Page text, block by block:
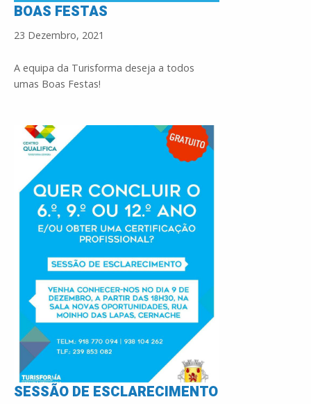
BOAS FESTAS
23 Dezembro, 2021
A equipa da Turisforma deseja a todos
umas Boas Festas!
SESSÃO DE ESCLARECIMENTO